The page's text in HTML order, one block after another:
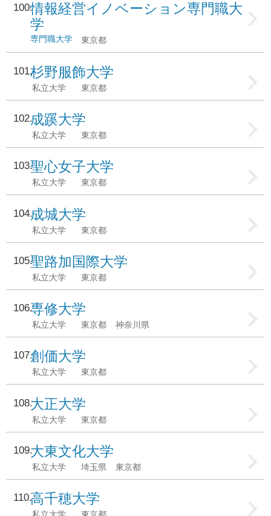
100情報経営イノベーション専門職大
学
東京都
専門職大学
101杉野服飾大学
私立大学 東京都
102成蹊大学
私立大学 東京都
103聖心女子大学
私立大学 東京都
104成城大学
私立大学 東京都
105聖路加国際大学
私立大学 東京都
106専修大学
私立大学 東京都 神奈川県
107創価大学
私立大学 東京都
108大正大学
私立大学 東京都
109大東文化大学
私立大学 埼玉県 東京都
110高千穂大学